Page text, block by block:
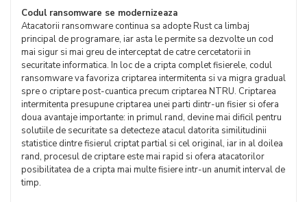
Codul ransomware se modernizeaza
Atacatorii ransomware continua sa adopte Rust ca limbaj
principal de programare, iar asta le permite sa dezvolte un cod
mai sigur si mai greu de interceptat de catre cercetatorii in
securitate informatica. In loc de a cripta complet fisierele, codul
ransomware va favoriza criptarea intermitenta si va migra gradual
spre o criptare post-cuantica precum criptarea NTRU. Criptarea
intermitenta presupune criptarea unei parti dintr-un fisier si ofera
doua avantaje importante: in primul rand, devine mai dificil pentru
solutiile de securitate sa detecteze atacul datorita similitudinii
statistice dintre fisierul criptat partial si cel original, iar in al doilea
rand, procesul de criptare este mai rapid si ofera atacatorilor
posibilitatea de a cripta mai multe fisiere intr-un anumit interval de
timp.